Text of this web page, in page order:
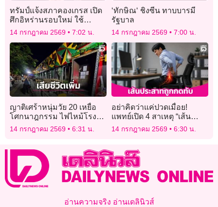
ทรัมป์แจ้งสภาคองเกรส เปิด
ศึกอิหร่านรอบใหม่ ใช้
อำนาจทหารต่อได้ 60 วัน
14 กรกฎาคม 2569 7:02 น.
‘ทักษิณ‘ ชิงซีน ทาบบารมี
รัฐบาล
14 กรกฎาคม 2569 7:00 น.
ญาติเศร้าหนุ่มวัย 20 เหยื่อ
โศกนาฎกรรม ไฟไหม้โรง
เบียร์ ณ ลาดพร้าว เสียชีวิต
เป็นรายที่ 29
14 กรกฎาคม 2569 6:31 น.
อย่าคิดว่าแค่ปวดเมื่อย!
แพทย์เปิด 4 สาเหตุ “เส้น
ประสาทถูกกดทับ” ต้นตอปวด
คอ-ปวดหลัง ร้าวลงแขนขา
14 กรกฎาคม 2569 6:30 น.
อ่านความจริง อ่านเดลินิวส์